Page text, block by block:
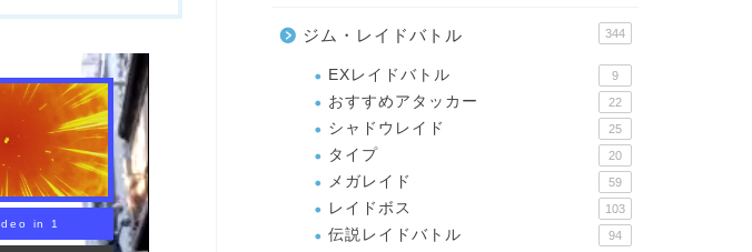
ジム・レイドバトル 344
EXレイドバトル 9
おすすめアタッカー 22
シャドウレイド 25
タイプ 20
メガレイド 59
レイドボス 103
伝説レイドバトル 94